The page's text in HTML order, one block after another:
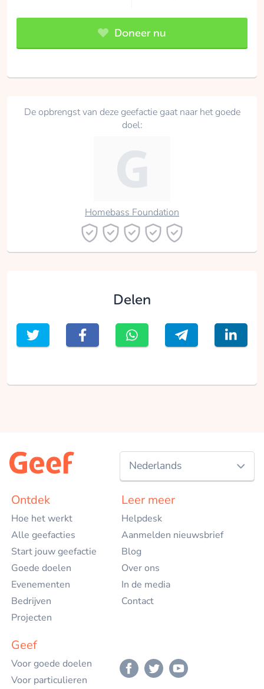
Doneer nu
De opbrengst van deze geefactie gaat naar het goede
doel:
Homebass Foundation
Delen
Nederlands
English
Ontdek
Hoe het werkt
Alle geefacties
Start jouw geefactie
Goede doelen
Evenementen
Bedrijven
Projecten
Leer meer
Helpdesk
Aanmelden nieuwsbrief
Blog
Over ons
In de media
Contact
Geef
Voor goede doelen
Voor particulieren